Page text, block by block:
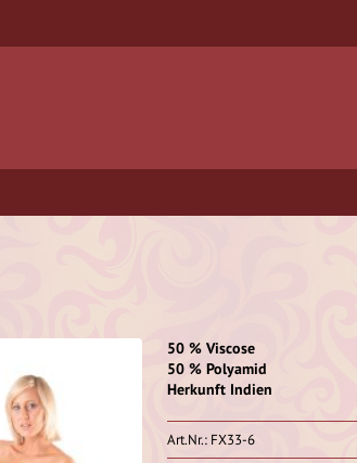
50 % Viscose
50 % Polyamid
Herkunft Indien
Art.Nr.: FX33-6